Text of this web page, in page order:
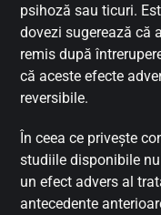
psihoză sau ticuri.
dovezi sugerează că
remis după
că aceste efecte
reversibile.
În ceea ce privește
studiile disponibile
un efect advers al
antecedente